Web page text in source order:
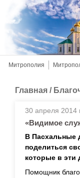
Митрополия
Главная /
30 апреля 2014
«Видимое
В Пасхальные
поделиться
которые в эти
Помощник